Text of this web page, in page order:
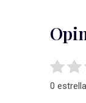
0